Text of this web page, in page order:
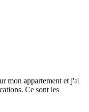
mon appartement et j'ai
Ce sont les